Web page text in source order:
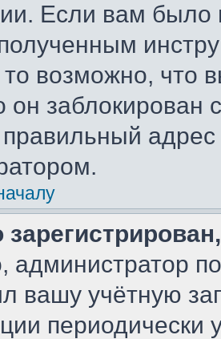
Если вам
то возможно, что
он
адрес
администратор
вашу учётную
периодически